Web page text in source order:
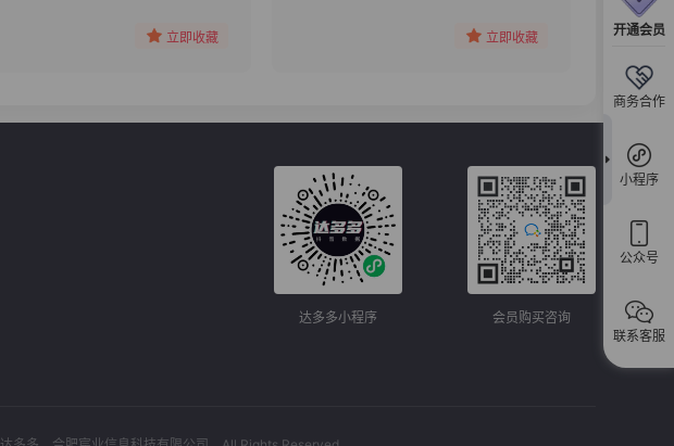
开通会员
商务合作
小程序
公众号
联系客服
立即收藏 立即收藏
达多多小程序 会员购买咨询